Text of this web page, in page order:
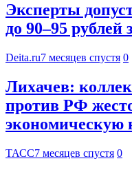
Эксперты
до 90–95 рублей
Deita.ru7 месяцев спустя 0
Лихачев:
против РФ
экономическую
ТАСС7 месяцев спустя 0